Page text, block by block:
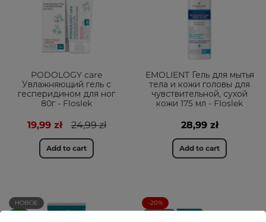
PODOLOGY care
Увлажняющий гель с
гесперидином для ног
80г - Floslek
19,99 zł 24,99 zł
Add to cart
EMOLIENT Гель для мытья
тела и кожи головы для
чувствительной, сухой
кожи 175 мл - Floslek
28,99 zł
Add to cart
НОВОЕ
-20%